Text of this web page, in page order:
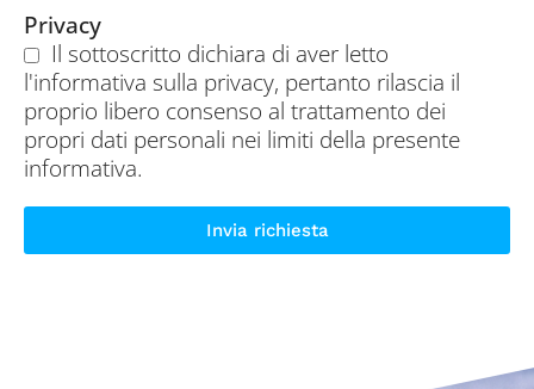
Privacy
Il sottoscritto dichiara di aver letto
l'informativa sulla privacy, pertanto rilascia il
proprio libero consenso al trattamento dei
propri dati personali nei limiti della presente
informativa.
Invia richiesta